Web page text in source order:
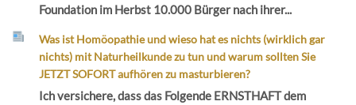
Foundation im Herbst 10.000 Bürger nach ihrer...
Was ist Homöopathie und wieso hat es nichts (wirklich gar
nichts) mit Naturheilkunde zu tun und warum sollten Sie
JETZT SOFORT aufhören zu masturbieren?
Ich versichere, dass das Folgende ERNSTHAFT dem